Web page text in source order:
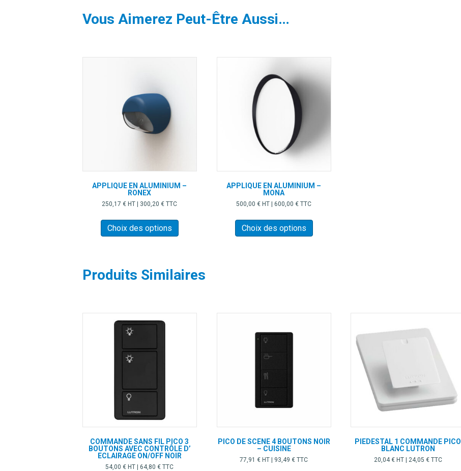
Vous Aimerez Peut-Être Aussi…
APPLIQUE EN ALUMINIUM –
RONEX
250,17€ HT | 300,20€ TTC
Choix des options
a
options
APPLIQUE EN ALUMINIUM –
MONA
500,00€ HT | 600,00€ TTC
Choix des options
a
Produits Similaires
COMMANDE SANS FIL PICO 3
BOUTONS AVEC CONTRÔLE D’
ECLAIRAGE ON/OFF NOIR
54,00€ HT | 64,80€ TTC
PICO DE SCENE 4 BOUTONS NOIR
– CUISINE
77,91€ HT | 93,49€ TTC
PIEDESTAL 1 COMMANDE PICO
BLANC LUTRON
20,04€HT | 24,05 €TTC